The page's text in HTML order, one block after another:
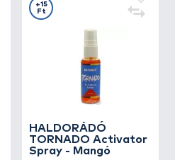
HALDORÁDÓ
TORNADO Activator
Spray - Mangó
+15
Ft